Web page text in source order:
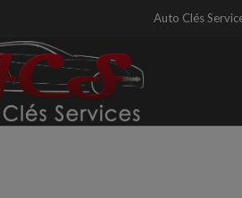
Auto Clés